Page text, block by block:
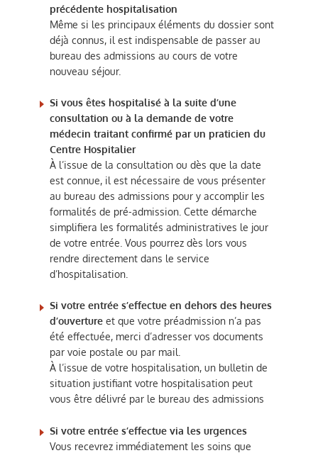
précédente hospitalisation
Même si les principaux éléments du dossier sont
déjà connus, il est indispensable de passer au
bureau des admissions au cours de votre
nouveau séjour.
Si vous êtes hospitalisé à la suite d’une
consultation ou à la demande de votre
médecin traitant confirmé par un praticien du
Centre Hospitalier
À l’issue de la consultation ou dès que la date
est connue, il est nécessaire de vous présenter
au bureau des admissions pour y accomplir les
formalités de pré-admission. Cette démarche
simplifiera les formalités administratives le jour
de votre entrée. Vous pourrez dès lors vous
rendre directement dans le service
d’hospitalisation.
Si votre entrée s’effectue en dehors des heures
d’ouvertureet que votre préadmission n’a pas
été effectuée, merci d’adresser vos documents
par voie postale ou par mail.
À l’issue de votre hospitalisation, un bulletin de
situation justifiant votre hospitalisation peut
vous être délivré par le bureau des admissions
Si votre entrée s’effectue via les urgences
Vous recevrez immédiatement les soins que